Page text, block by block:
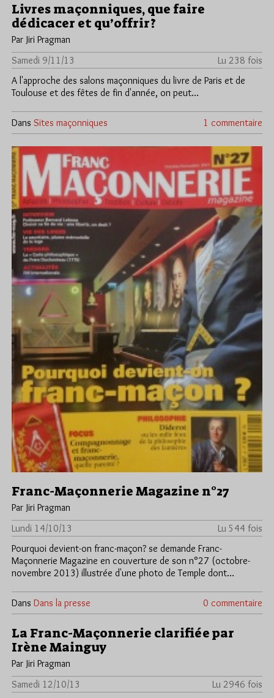
Livres maçonniques, que faire
dédicacer et qu’offrir?
Par Jiri Pragman
Samedi 9/11/13
Lu 238 fois
A l'approche des salons maçonniques du livre de Paris et de
Toulouse et des fêtes de fin d'année, on peut…
Dans Sites maçonniques 1 commentaire
Franc-Maçonnerie Magazine n°27
Par Jiri Pragman
Lundi 14/10/13
Lu 544 fois
Pourquoi devient-on franc-maçon? se demande Franc-
Maçonnerie Magazine en couverture de son n°27 (octobre-
novembre 2013) illustrée d'une photo de Temple dont…
Dans Dans la presse 0 commentaire
La Franc-Maçonnerie clarifiée par
Irène Mainguy
Par Jiri Pragman
Samedi 12/10/13
Lu 2946 fois